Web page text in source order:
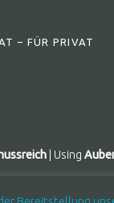
– FÜR PRIVAT
Using